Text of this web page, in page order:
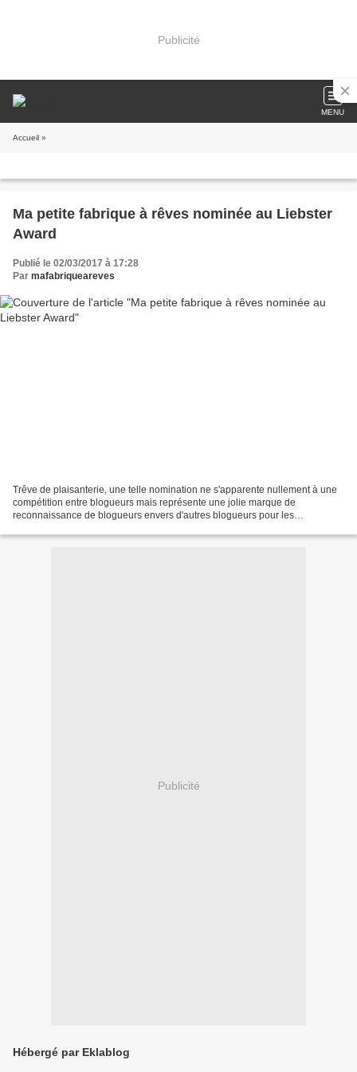
Publicité
MENU
Accueil »
Ma petite fabrique à rêves nominée au Liebster
Award
Publié le 02/03/2017 à 17:28
Par mafabriqueareves
Trêve de plaisanterie, une telle nomination ne s'apparente nullement à une
compétition entre blogueurs mais représente une jolie marque de
reconnaissance de blogueurs envers d'autres blogueurs pour les
Publicité
Hébergé par Eklablog